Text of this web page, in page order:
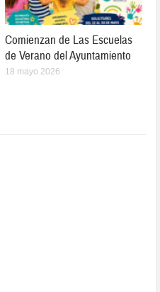
Comienzan de Las Escuelas
de Verano del Ayuntamiento
18 mayo 2026